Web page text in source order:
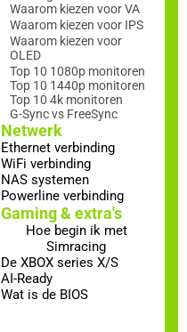
Waarom kiezen voor VA
Waarom kiezen voor IPS
Waarom kiezen voor
OLED
Top 10 1080p monitoren
Top 10 1440p monitoren
Top 10 4k monitoren
G-Sync vs FreeSync
Netwerk
Ethernet verbinding
WiFi verbinding
NAS systemen
Powerline verbinding
Gaming & extra's
Hoe begin ik met
Simracing
De XBOX series X/S
AI-Ready
Wat is de BIOS